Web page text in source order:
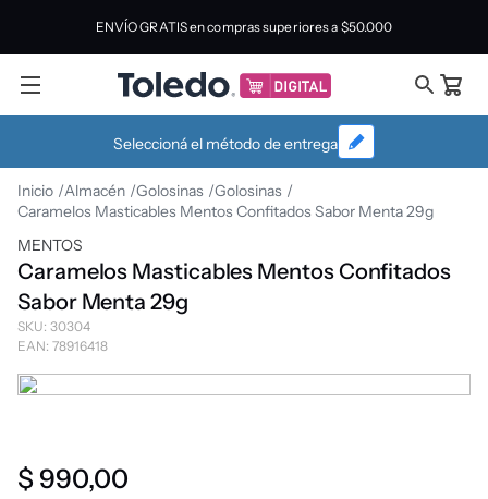
ENVÍO GRATIS en compras superiores a $50.000
Seleccioná el método de entrega
Almacén Golosinas
Golosinas
Caramelos Masticables Mentos Confitados Sabor Menta 29g
MENTOS
Caramelos Masticables Mentos Confitados
Sabor Menta 29g
SKU: 30304
EAN: 78916418
$ 990,00